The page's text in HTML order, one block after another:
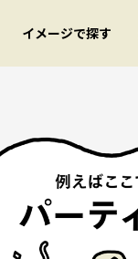
イメージで探す